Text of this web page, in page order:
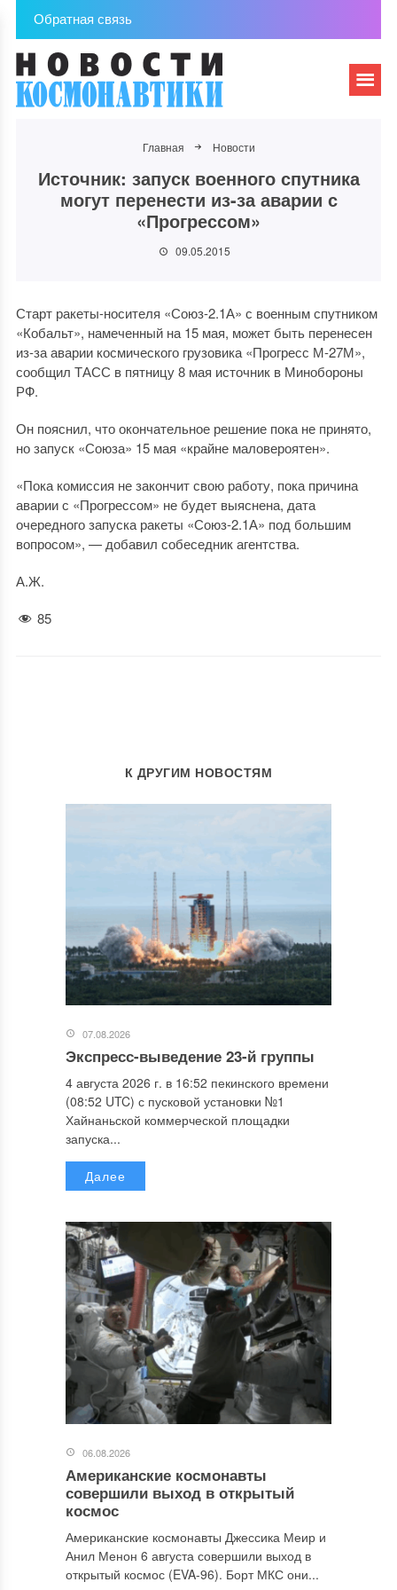
Обратная связь
Главная Новости
Источник: запуск военного спутника
могут перенести из-за аварии с
«Прогрессом»
09.05.2015
Старт ракеты-носителя «Союз-2.1А» с военным спутником
«Кобальт», намеченный на 15 мая, может быть перенесен
из-за аварии космического грузовика «Прогресс М-27М»,
сообщил ТАСС в пятницу 8 мая источник в Минобороны
РФ.
Он пояснил, что окончательное решение пока не принято,
но запуск «Союза» 15 мая «крайне маловероятен».
«Пока комиссия не закончит свою работу, пока причина
аварии с «Прогрессом» не будет выяснена, дата
очередного запуска ракеты «Союз-2.1А» под большим
вопросом», — добавил собеседник агентства.
А.Ж.
85
К ДРУГИМ НОВОСТЯМ
07.08.2026
Экспресс-выведение 23-й группы
4 августа 2026 г. в 16:52 пекинского времени
(08:52 UTC) с пусковой установки №1
Хайнаньской коммерческой площадки
запуска...
Далее
06.08.2026
Американские космонавты
совершили выход в открытый
космос
Американские космонавты Джессика Меир и
Анил Менон 6 августа совершили выход в
открытый космос (EVA-96). Борт МКС они...